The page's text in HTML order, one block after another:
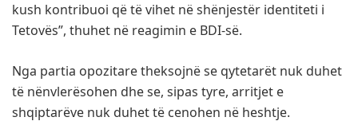
kush kontribuoi që të vihet në shënjestër identiteti i
Tetovës”, thuhet në reagimin e BDI-së.
Nga partia opozitare theksojnë se qytetarët nuk duhet
të nënvlerësohen dhe se, sipas tyre, arritjet e
shqiptarëve nuk duhet të cenohen në heshtje.